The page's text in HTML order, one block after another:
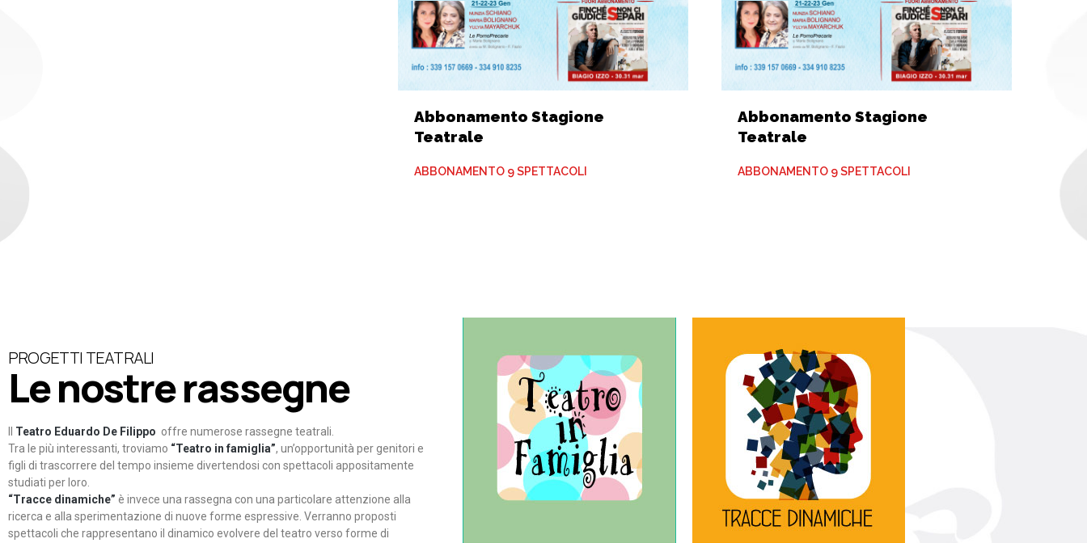
Abbonamento Stagione
Teatrale
ABBONAMENTO 9 SPETTACOLI
Abbonamento Stagione
Teatrale
ABBONAMENTO 9 SPETTACOLI
PROGETTI TEATRALI
Le nostre rassegne
Teatro Eduardo De Filippo offre numerose rassegne teatrali.
Tra le più interessanti, troviamo “Teatro in famiglia”, un’opportunità per genitori e
figli di trascorrere del tempo insieme divertendosi con spettacoli appositamente
studiati per loro.
“Tracce dinamiche” è invece una rassegna con una particolare attenzione alla
ricerca e alla sperimentazione di nuove forme espressive. Verranno proposti
spettacoli che rappresentano il dinamico evolvere del teatro verso forme di
Teatro in famiglia
Teatro In Famiglia è una
rassegna di teatro concepita
per far condividere e godere
del teatro all’intera famiglia.
Continua
Tracce dinamiche
Tracce Dinamiche è una
rassegna di teatro
d’innovazione e sperimentale.
Continua